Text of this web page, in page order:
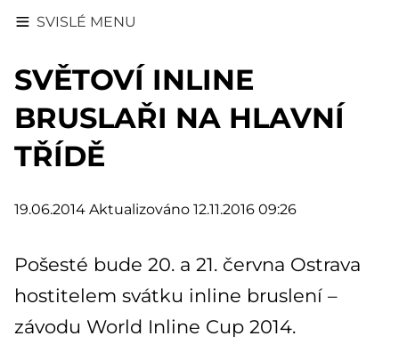
SVISLÉ MENU
SVĚTOVÍ INLINE
BRUSLAŘI NA HLAVNÍ
TŘÍDĚ
19.06.2014 Aktualizováno 12.11.2016 09:26
Pošesté bude 20. a 21. června Ostrava
hostitelem svátku inline bruslení –
závodu World Inline Cup 2014.